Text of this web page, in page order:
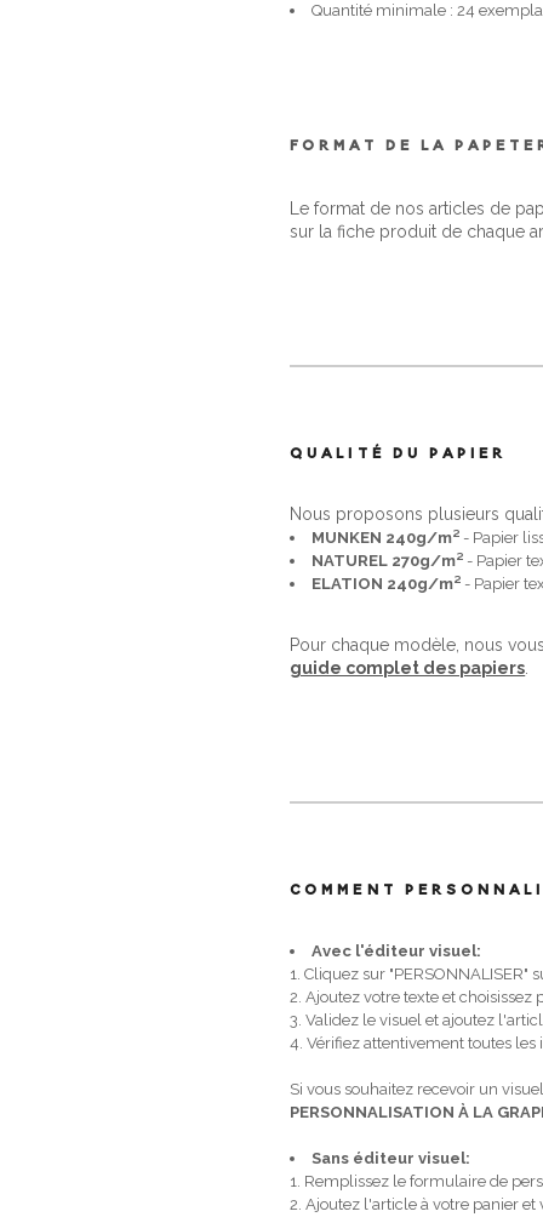
Quantité minimale : 24
FORMAT DE LA
Le format de nos articles de
sur la fiche produit de chaque
QUALITÉ DU PAPIER
Nous proposons plusieurs
MUNKEN 240g/m² - Papier
NATUREL 270g/m² - Papier
ELATION 240g/m² - Papier
Pour chaque modèle, nous
guide complet des papiers.
COMMENT
Avec l'éditeur visuel:
1. Cliquez sur "PERSONNALISER"
2. Ajoutez votre texte et choisissez
3. Validez le visuel et ajoutez
4. Vérifiez attentivement toutes
Si vous souhaitez recevoir un
PERSONNALISATION À LA
Sans éditeur visuel:
1. Remplissez le formulaire de
2. Ajoutez l'article à votre panier